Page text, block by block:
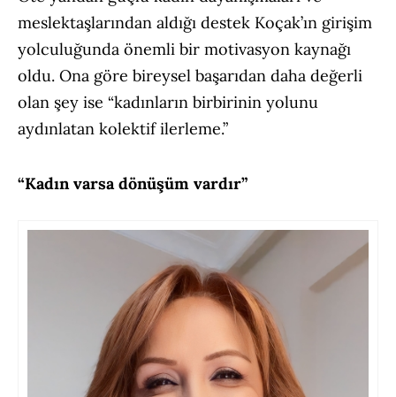
meslektaşlarından aldığı destek Koçak’ın girişim
yolculuğunda önemli bir motivasyon kaynağı
oldu. Ona göre bireysel başarıdan daha değerli
olan şey ise “kadınların birbirinin yolunu
aydınlatan kolektif ilerleme.”
“Kadın varsa dönüşüm vardır”